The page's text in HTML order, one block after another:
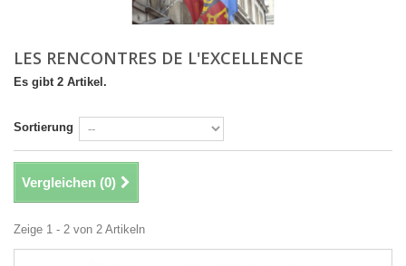
LES RENCONTRES DE L'EXCELLENCE
Es gibt 2 Artikel.
Sortierung
Vergleichen (0)
Zeige 1 - 2 von 2 Artikeln